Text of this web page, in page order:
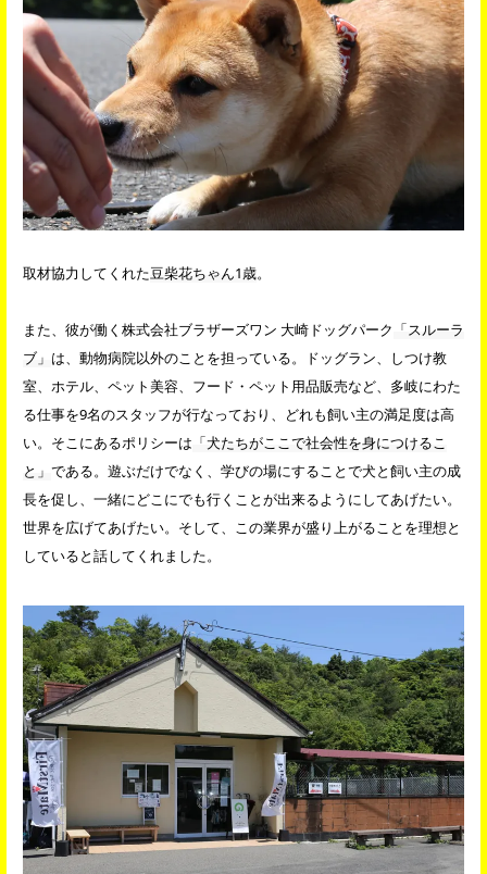
取材協力してくれた豆柴花ちゃん1歳。
また、彼が働く株式会社ブラザーズワン 大崎ドッグパーク 「スルーラ
ブ」 は、動物病院以外のことを担っている。ドッグラン、しつけ教
室、ホテル、ペット美容、フード・ペット用品販売など、多岐にわた
る仕事を9名のスタッフが行なっており、どれも飼い主の満足度は高
い。そこにあるポリシーは 「犬たちがここで社会性を身につけるこ
と」 である。遊ぶだけでなく、学びの場にすることで犬と飼い主の成
長を促し、一緒にどこにでも行くことが出来るようにしてあげたい。
世界を広げてあげたい。そして、この業界が盛り上がることを理想と
していると話してくれました。